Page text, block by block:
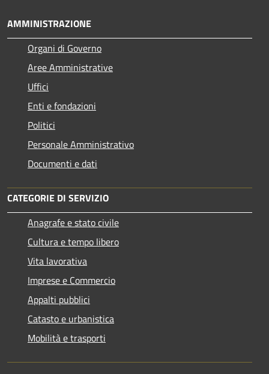
AMMINISTRAZIONE
Organi di Governo
Aree Amministrative
Uffici
Enti e fondazioni
Politici
Personale Amministrativo
Documenti e dati
CATEGORIE DI SERVIZIO
Anagrafe e stato civile
Cultura e tempo libero
Vita lavorativa
Imprese e Commercio
Appalti pubblici
Catasto e urbanistica
Mobilità e trasporti